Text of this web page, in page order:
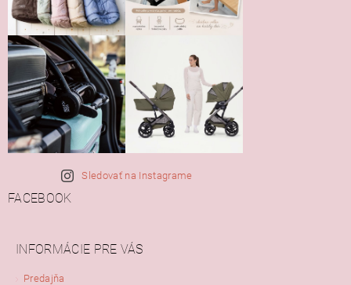
Sledovať na Instagrame
FACEBOOK
INFORMÁCIE PRE VÁS
Predajňa